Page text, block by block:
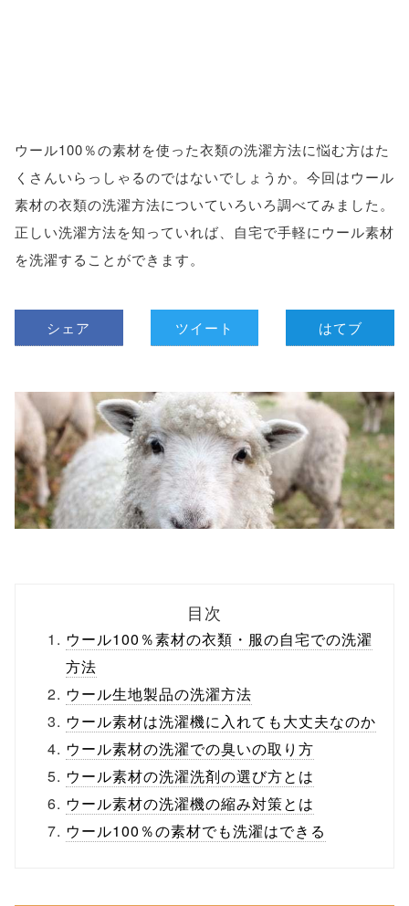
ウール100％の素材を使った衣類の洗濯方法に悩む方はた
くさんいらっしゃるのではないでしょうか。今回はウール
素材の衣類の洗濯方法についていろいろ調べてみました。
正しい洗濯方法を知っていれば、自宅で手軽にウール素材
を洗濯することができます。
シェア ツイート はてブ
目次
ウール100％素材の衣類・服の自宅での洗濯
方法
ウール生地製品の洗濯方法
ウール素材は洗濯機に入れても大丈夫なのか
ウール素材の洗濯での臭いの取り方
ウール素材の洗濯洗剤の選び方とは
ウール素材の洗濯機の縮み対策とは
ウール100％の素材でも洗濯はできる